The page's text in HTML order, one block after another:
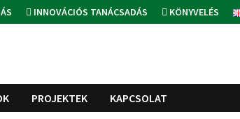
INNOVÁCIÓS TANÁCSADÁS KÖNYVELÉS
PROJEKTEK KAPCSOLAT